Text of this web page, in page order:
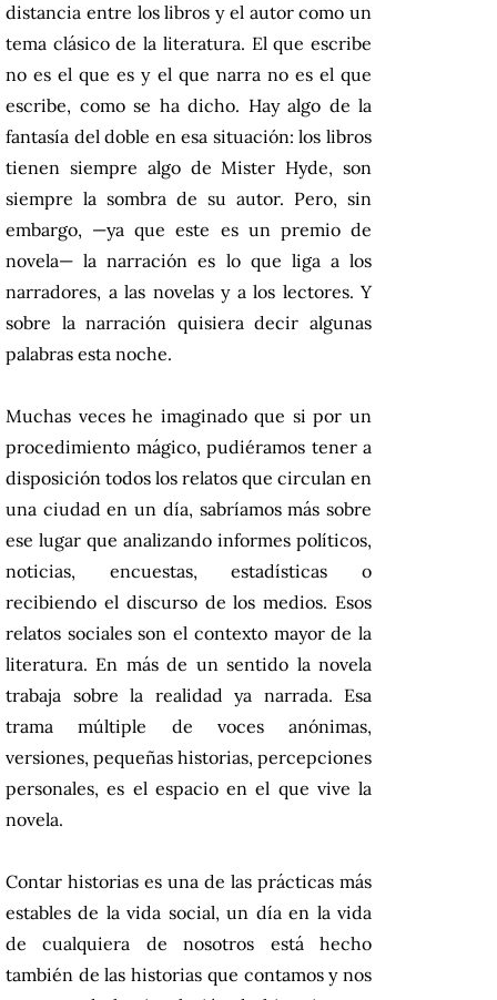
distancia entre los libros y el autor como un
tema clásico de la literatura. El que escribe
no es el que es y el que narra no es el que
escribe, como se ha dicho. Hay algo de la
fantasía del doble en esa situación: los libros
tienen siempre algo de Mister Hyde, son
siempre la sombra de su autor. Pero, sin
embargo, —ya que este es un premio de
novela— la narración es lo que liga a los
narradores, a las novelas y a los lectores. Y
sobre la narración quisiera decir algunas
palabras esta noche.
Muchas veces he imaginado que si por un
procedimiento mágico, pudiéramos tener a
disposición todos los relatos que circulan en
una ciudad en un día, sabríamos más sobre
ese lugar que analizando informes políticos,
noticias, encuestas, estadísticas o
recibiendo el discurso de los medios. Esos
relatos sociales son el contexto mayor de la
literatura. En más de un sentido la novela
trabaja sobre la realidad ya narrada. Esa
trama múltiple de voces anónimas,
versiones, pequeñas historias, percepciones
personales, es el espacio en el que vive la
novela.
Contar historias es una de las prácticas más
estables de la vida social, un día en la vida
de cualquiera de nosotros está hecho
también de las historias que contamos y nos